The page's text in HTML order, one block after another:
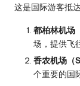
这是国际游客抵
都柏林机场
场，提供飞
香农机场（
个重要的国